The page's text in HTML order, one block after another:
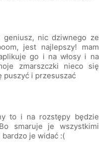
geniusz, nic dziwnego ze
jest najlepszy! mam
go i na włosy i na
zmarszczki nieco się
puszyć i przesuszać
to i na rozstępy będzie
smaruje je wszystkimi
je widać :(